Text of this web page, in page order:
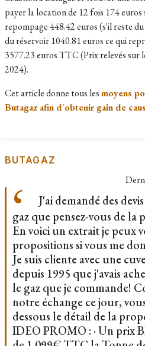
payer la location de 12 fois 174
repompage 448.42 euros (s'il reste
du réservoir 1040.81 euros ce qui
3577.23 euros TTC (Prix relevés sur
2024).
Cet article donne tous lesmoyens
Butagaz afin d'obtenir gain de
BUTAGAZ
J'ai demandé des
gaz que pensez-vous de la
En voici un extrait je peux
propositions si vous me
Je suis cliente avec une
depuis 1995 que j'avais
le gaz que je commande!
notre échange ce jour,
dessous le détail de la
IDEO PROMO : · Un prix